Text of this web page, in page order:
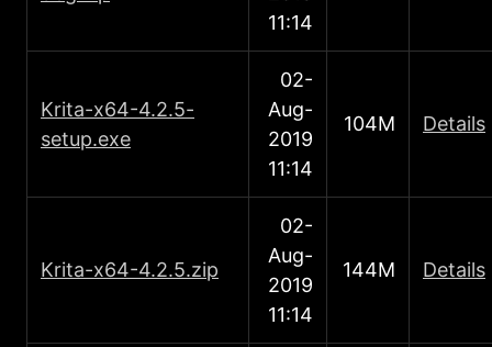
11:14
Κrita-x64-4.2.5-
setup.exe
02-
Aug-
2019
11:14
104M Details
Κrita-x64-4.2.5.zip
02-
Aug-
2019
11:14
144M Details